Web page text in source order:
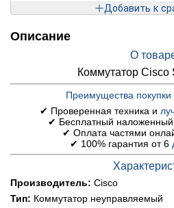
Добавить к
Описание
О
Коммутатор Cisco
Преимущества
✔ Проверенная техника и
✔ Бесплатный наложенный
✔ Оплата частями
✔ 100% гарантия от 6
Производитель: Cisco
Тип: Коммутатор неуправляемый